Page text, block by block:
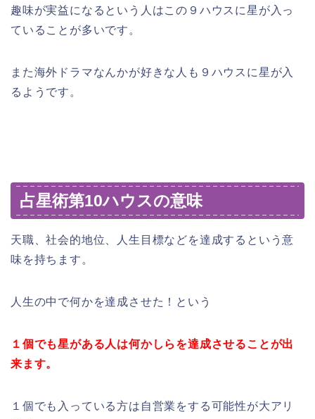
趣味が実益になるという人はこの９ハウスに星が入っ
ていることが多いです。
また海外ドラマなんかが好きな人も９ハウスに星が入
るようです。
占星術第10ハウスの意味
天職、社会的地位、人生目標などを達成するという意
味を持ちます。
人生の中で何かを達成させた！という
１個でも星がある人は何かしらを達成させることが出
来ます。
１個でも入っている方は自営業をする可能性が大アリ